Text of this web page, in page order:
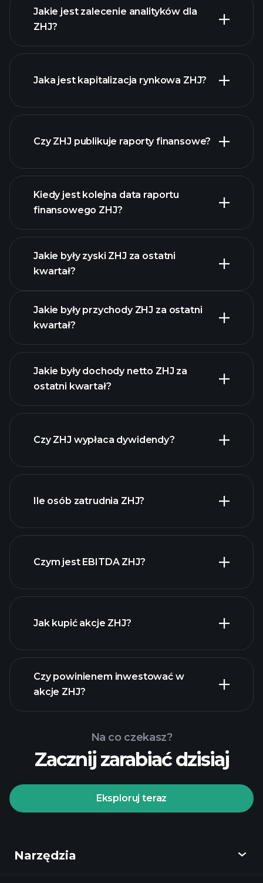
wykresie.
Jakie jest zalecenie analityków dla
ZHJ?
Jaka jest kapitalizacja rynkowa ZHJ?
listę akcji
Czy ZHJ publikuje raporty finansowe?
finanse ZHJ
Kiedy jest kolejna data raportu
finansowego ZHJ?
Jakie były zyski ZHJ za ostatni
kwartał?
zysków ZHJ
Jakie były przychody ZHJ za ostatni
kwartał?
raporty finansowe ZHJ
Jakie były dochody netto ZHJ za
ostatni kwartał?
Czy ZHJ wypłaca dywidendy?
akcji o wysokiej
Ile osób zatrudnia ZHJ?
największych
Czym jest EBITDA ZHJ?
raporty
finansowe
Jak kupić akcje ZHJ?
Turniejach
Czy powinienem inwestować w
akcje ZHJ?
Na co czekasz?
Zacznij zarabiać dzisiaj
Eksploruj teraz
Narzędzia